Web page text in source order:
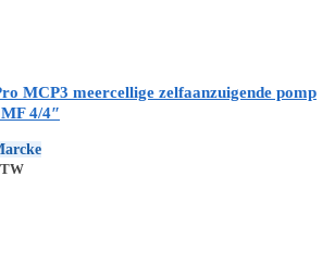
MCP3 meercellige zelfaanzuigende pomp
4/4″